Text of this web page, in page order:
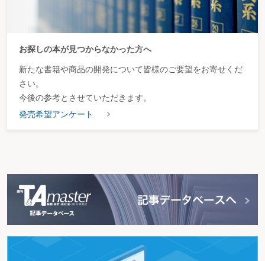
お探しの本が見つからなかった方へ
新たな書籍や商品の開発について皆様のご要望をお寄せくだ
さい。
今後の参考とさせていただきます。
発売希望アンケート